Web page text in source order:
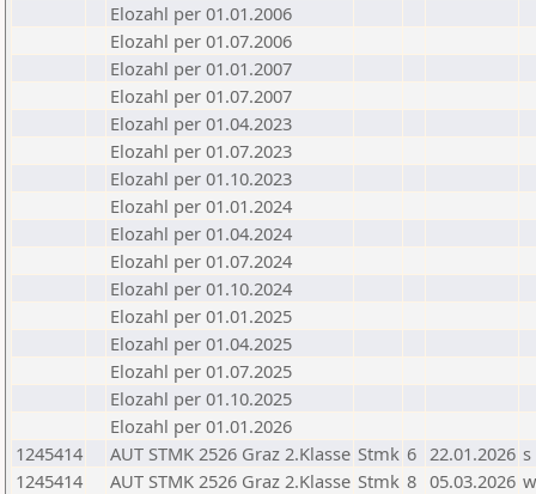
Elozahl per 01.01.2006
Elozahl per 01.07.2006
Elozahl per 01.01.2007
Elozahl per 01.07.2007
Elozahl per 01.04.2023
Elozahl per 01.07.2023
Elozahl per 01.10.2023
Elozahl per 01.01.2024
Elozahl per 01.04.2024
Elozahl per 01.07.2024
Elozahl per 01.10.2024
Elozahl per 01.01.2025
Elozahl per 01.04.2025
Elozahl per 01.07.2025
Elozahl per 01.10.2025
Elozahl per 01.01.2026
1245414
AUT STMK 2526 Graz 2.Klasse Stmk 6 22.01.2026 s
1245414
AUT STMK 2526 Graz 2.Klasse Stmk 8 05.03.2026 w